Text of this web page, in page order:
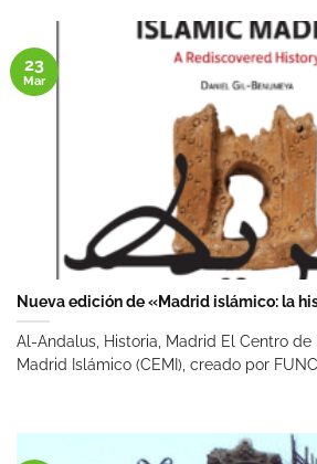
Nueva edición de «Madrid islámico: la
Al-Andalus, Historia, Madrid El Centro
Madrid Islámico (CEMI), creado por
23
Mar